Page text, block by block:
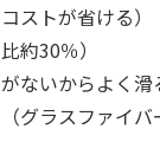
ストが省ける）
約30％）
ないからよく滑
グラスファイバ